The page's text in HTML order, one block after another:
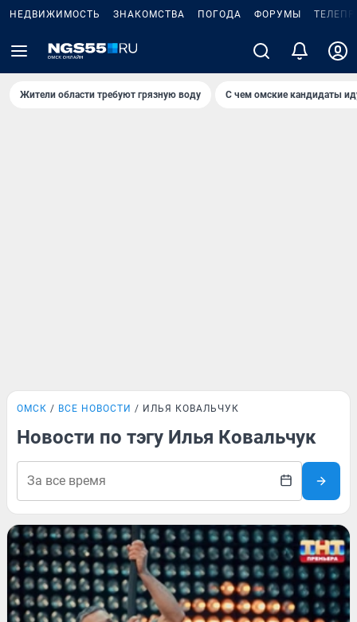
НЕДВИЖИМОСТЬ ЗНАКОМСТВА ПОГОДА ФОРУМЫ
Жители области требуют грязную воду С чем омские кандидаты
ОМСК ВСЕ НОВОСТИ ИЛЬЯ КОВАЛЬЧУК
Новости по тэгу Илья Ковальчук